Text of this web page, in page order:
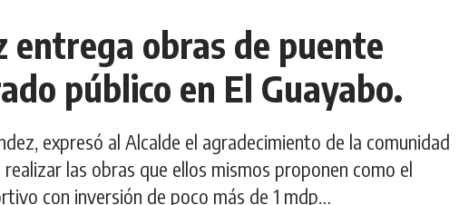
entrega obras de puente
público en El Guayabo.
expresó al Alcalde el agradecimiento de la comunidad
las obras que ellos mismos proponen como el
con inversión de poco más de 1 mdp…